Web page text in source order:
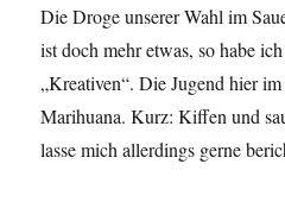
Die Droge unserer Wahl im
ist doch mehr etwas, so habe
„Kreativen“. Die Jugend hier
Marihuana. Kurz: Kiffen und
lasse mich allerdings gerne